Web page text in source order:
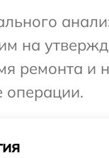
на
ремонта и
операции.